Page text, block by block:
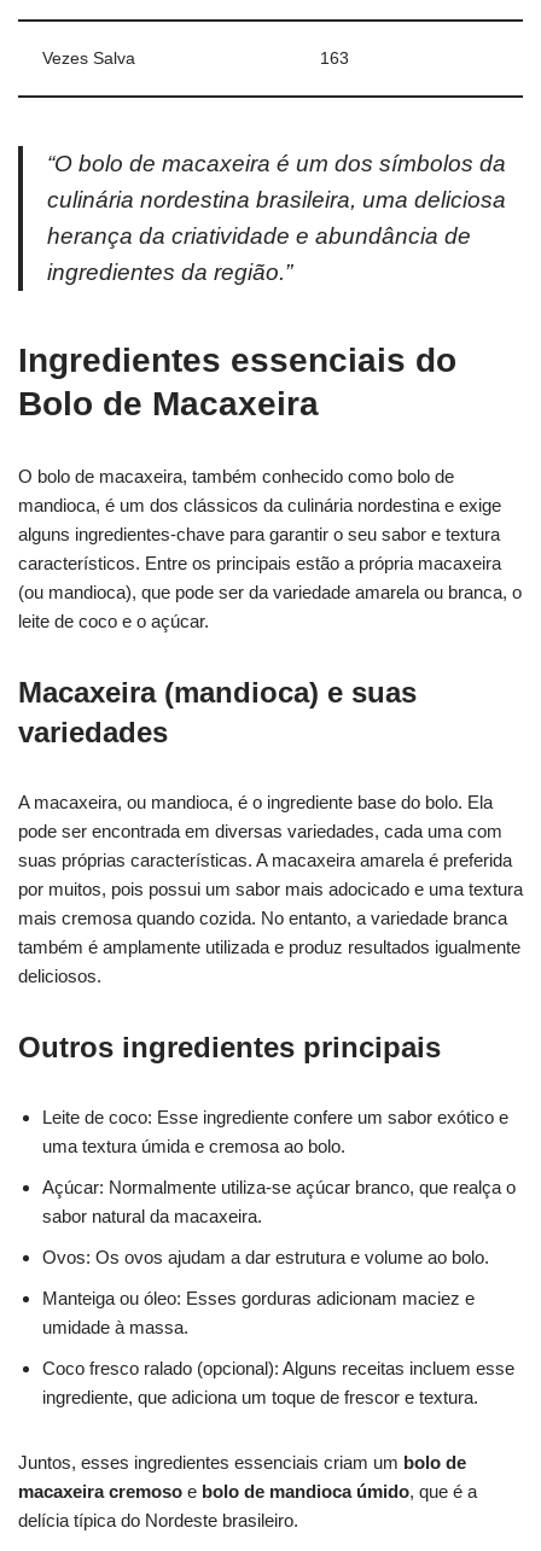
Vezes Salva 163
“O bolo de macaxeira é um dos símbolos da
culinária nordestina brasileira, uma deliciosa
herança da criatividade e abundância de
ingredientes da região.”
Ingredientes essenciais do
Bolo de Macaxeira
O bolo de macaxeira, também conhecido como bolo de
mandioca, é um dos clássicos da culinária nordestina e exige
alguns ingredientes-chave para garantir o seu sabor e textura
característicos. Entre os principais estão a própria macaxeira
(ou mandioca), que pode ser da variedade amarela ou branca, o
leite de coco e o açúcar.
Macaxeira (mandioca) e suas
variedades
A macaxeira, ou mandioca, é o ingrediente base do bolo. Ela
pode ser encontrada em diversas variedades, cada uma com
suas próprias características. A macaxeira amarela é preferida
por muitos, pois possui um sabor mais adocicado e uma textura
mais cremosa quando cozida. No entanto, a variedade branca
também é amplamente utilizada e produz resultados igualmente
deliciosos.
Outros ingredientes principais
Leite de coco: Esse ingrediente confere um sabor exótico e
uma textura úmida e cremosa ao bolo.
Açúcar: Normalmente utiliza-se açúcar branco, que realça o
sabor natural da macaxeira.
Ovos: Os ovos ajudam a dar estrutura e volume ao bolo.
Manteiga ou óleo: Esses gorduras adicionam maciez e
umidade à massa.
Coco fresco ralado (opcional): Alguns receitas incluem esse
ingrediente, que adiciona um toque de frescor e textura.
Juntos, esses ingredientes essenciais criam um bolo de
macaxeira cremoso e bolo de mandioca úmido, que é a
delícia típica do Nordeste brasileiro.